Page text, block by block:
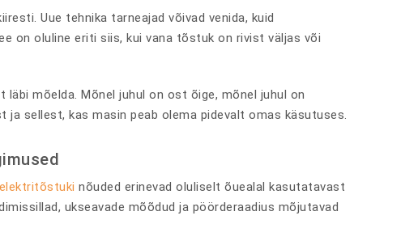
Uue tehnika tarneajad võivad venida, kuid
on oluline eriti siis, kui vana tõstuk on rivist väljas või
mõelda. Mõnel juhul on ost õige, mõnel juhul on
sellest, kas masin peab olema pidevalt omas käsutuses.
elektritõstuki nõuded erinevad oluliselt õuealal kasutatavast
ukseavade mõõdud ja pöörderaadius mõjutavad